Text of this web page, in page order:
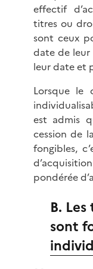
effectif
titres ou
sont ceux
date de leur
leur date et
Lorsque le
est admis
cession de
fongibles,
pondérée
B.
sont